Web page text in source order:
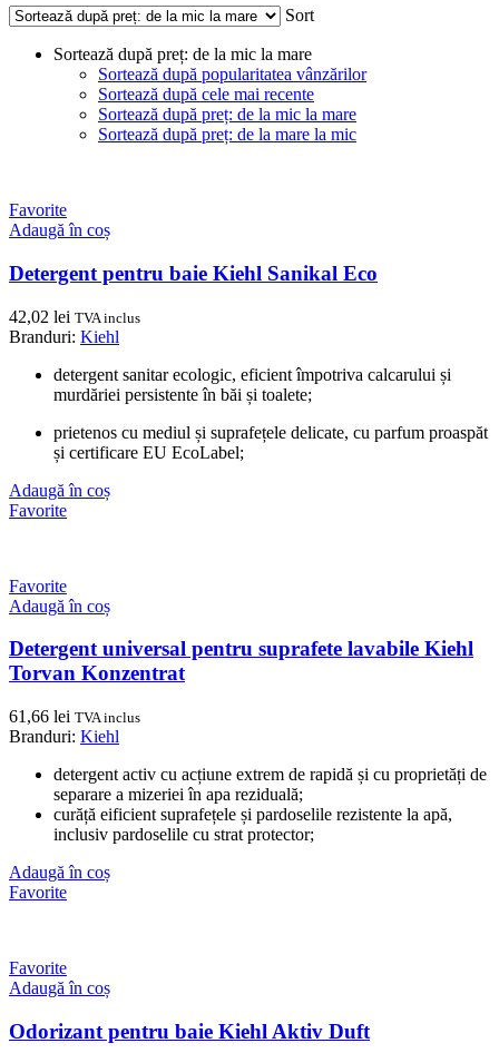
Sort
Sortează după preț: de la mic la mare
Sortează după popularitatea vânzărilor
Sortează după cele mai recente
Sortează după preț: de la mic la mare
Sortează după preț: de la mare la mic
Favorite
Adaugă în coș
Detergent pentru baie Kiehl Sanikal Eco
42,02 lei TVA inclus
Branduri: Kiehl
detergent sanitar ecologic, eficient împotriva calcarului și
murdăriei persistente în băi și toalete;
prietenos cu mediul și suprafețele delicate, cu parfum proaspăt
și certificare EU EcoLabel;
Adaugă în coș
Favorite
Favorite
Adaugă în coș
Detergent universal pentru suprafete lavabile Kiehl
Torvan Konzentrat
61,66 lei TVA inclus
Branduri: Kiehl
detergent activ cu acțiune extrem de rapidă și cu proprietăți de
separare a mizeriei în apa reziduală;
curăță eificient suprafețele și pardoselile rezistente la apă,
inclusiv pardoselile cu strat protector;
Adaugă în coș
Favorite
Favorite
Adaugă în coș
Odorizant pentru baie Kiehl Aktiv Duft